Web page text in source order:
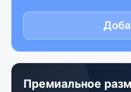
Премиальное